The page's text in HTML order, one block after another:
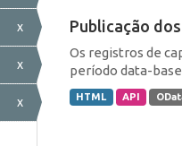
x
x
x
Publicação
Os registros de
período data-
HTML API